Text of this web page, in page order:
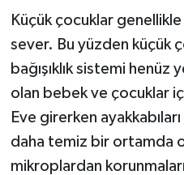
Küçük çocuklar
sever. Bu yüzden küçük
bağışıklık sistemi
olan bebek ve çocuklar
Eve girerken
daha temiz bir ortamda
mikroplardan